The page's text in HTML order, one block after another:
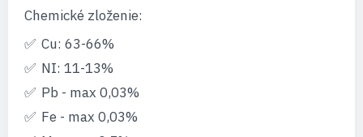
Chemické zloženie:
Cu: 63-66%
NI: 11-13%
Pb - max 0,03%
Fe - max 0,03%